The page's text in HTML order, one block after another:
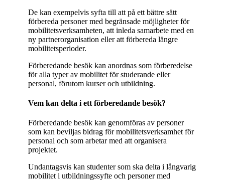
De kan exempelvis syfta till att på ett bättre sätt
förbereda personer med begränsade möjligheter för
mobilitetsverksamheten, att inleda samarbete med en
ny partnerorganisation eller att förbereda längre
mobilitetsperioder.
Förberedande besök kan anordnas som förberedelse
för alla typer av mobilitet för studerande eller
personal, förutom kurser och utbildning.
Vem kan delta i ett förberedande besök?
Förberedande besök kan genomföras av personer
som kan beviljas bidrag för mobilitetsverksamhet för
personal och som arbetar med att organisera
projektet.
Undantagsvis kan studenter som ska delta i långvarig
mobilitet i utbildningssyfte och personer med